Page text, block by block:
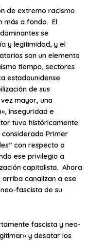
de extremo racismo
más a fondo. El
se
y legitimidad, y el
son un elemento
tiempo, sectores
estadounidense
de sus
mayor, una
inseguridad e
tuvo históricamente
Primer
con respecto a
ese privilegio a
capitalista. Ahora
canalizan a ese
fascista de su
fascista y neo-
y desatar los